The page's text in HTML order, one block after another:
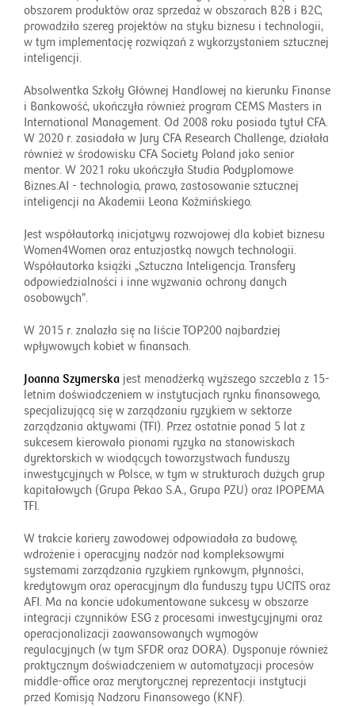
obszarem produktów oraz sprzedaż w obszarach B2B i B2C,
prowadziła szereg projektów na styku biznesu i technologii,
w tym implementację rozwiązań z wykorzystaniem sztucznej
inteligencji.
Absolwentka Szkoły Głównej Handlowej na kierunku Finanse
i Bankowość, ukończyła również program CEMS Masters in
International Management. Od 2008 roku posiada tytuł CFA.
W 2020 r. zasiadała w Jury CFA Research Challenge, działała
również w środowisku CFA Society Poland jako senior
mentor. W 2021 roku ukończyła Studia Podyplomowe
Biznes.AI - technologia, prawo, zastosowanie sztucznej
inteligencji na Akademii Leona Koźmińskiego.
Jest współautorką inicjatywy rozwojowej dla kobiet biznesu
Women4Women oraz entuzjastką nowych technologii.
Współautorka książki „Sztuczna Inteligencja. Transfery
odpowiedzialności i inne wyzwania ochrony danych
osobowych”.
W 2015 r. znalazła się na liście TOP200 najbardziej
wpływowych kobiet w finansach.
Joanna Szymerska jest menadżerką wyższego szczebla z 15-
letnim doświadczeniem w instytucjach rynku finansowego,
specjalizującą się w zarządzaniu ryzykiem w sektorze
zarządzania aktywami (TFI). Przez ostatnie ponad 5 lat z
sukcesem kierowała pionami ryzyka na stanowiskach
dyrektorskich w wiodących towarzystwach funduszy
inwestycyjnych w Polsce, w tym w strukturach dużych grup
kapitałowych (Grupa Pekao S.A., Grupa PZU) oraz IPOPEMA
TFI.
W trakcie kariery zawodowej odpowiadała za budowę,
wdrożenie i operacyjny nadzór nad kompleksowymi
systemami zarządzania ryzykiem rynkowym, płynności,
kredytowym oraz operacyjnym dla funduszy typu UCITS oraz
AFI. Ma na koncie udokumentowane sukcesy w obszarze
integracji czynników ESG z procesami inwestycyjnymi oraz
operacjonalizacji zaawansowanych wymogów
regulacyjnych (w tym SFDR oraz DORA). Dysponuje również
praktycznym doświadczeniem w automatyzacji procesów
middle-office oraz merytorycznej reprezentacji instytucji
przed Komisją Nadzoru Finansowego (KNF).